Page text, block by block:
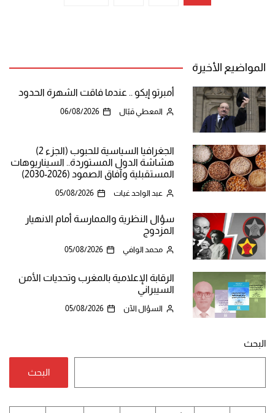
صفحات
المواضيع الأخيرة
أمبرتو إيكو .. عندما فاقت الشهرة الحدود
المعطي قبّال 06/08/2026
الجغرافيا السياسية للحبوب (الجزء 2)
هشاشة الدول المستوردة.. السيناريوهات
المستقبلية وآفاق الصمود (2026-2030)
عبد الواحد غيات 05/08/2026
سؤال النظرية والممارسة أمام الانهيار
المزدوج
محمد الوافي 05/08/2026
الرقابة الإعلامية بالمغرب وتحديات الأمن
السيبراني
السؤال الآن 05/08/2026
البحث
البحث